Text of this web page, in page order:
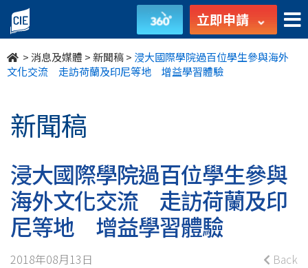
浸
大
國
學
院
過
百
位
立即申請
>消息及媒體 >新聞稿> 浸大國際學院過百位學生參與海外
文化交流 走訪荷蘭及印尼等地 增益學習體驗
新聞稿
浸大國際學院過百位學生參與
海外文化交流 走訪荷蘭及印
尼等地 增益學習體驗
2018年08月13日 Back